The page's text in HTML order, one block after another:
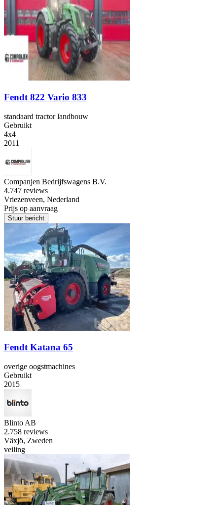
Fendt 822 Vario 833
standaard tractor landbouw
Gebruikt
4x4
2011
Companjen Bedrijfswagens B.V.
4.747 reviews
Vriezenveen, Nederland
Prijs op aanvraag
Stuur bericht
Fendt Katana 65
overige oogstmachines
Gebruikt
2015
Blinto AB
2.758 reviews
Växjö, Zweden
veiling